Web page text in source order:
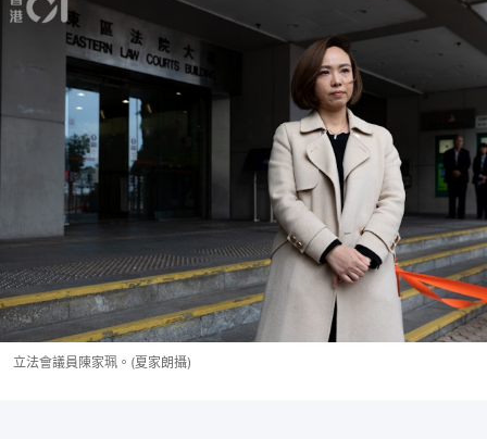
立法會議員陳家珮。(夏家朗攝)